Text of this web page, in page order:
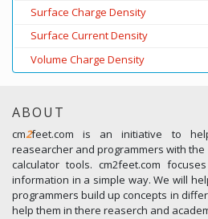
Surface Charge Density
Surface Current Density
Volume Charge Density
ABOUT
cm2feet.com is an initiative to
reasearcher and programmers with
calculator tools. cm2feet.com
information in a simple way. We will
programmers build up concepts in
help them in there reaserch and